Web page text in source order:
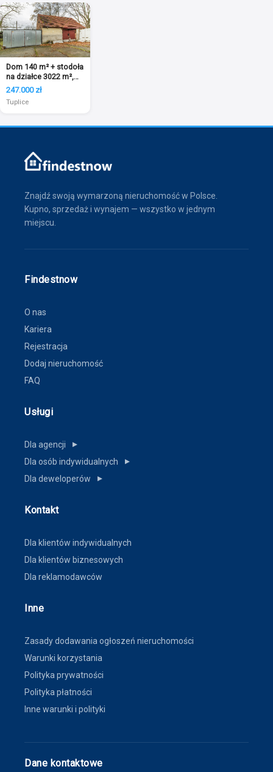
Dom 140 m² + stodoła
na działce 3022 m²,
zielono
247.000 zł
Tuplice
Znajdź swoją wymarzoną nieruchomość w Polsce.
Kupno, sprzedaż i wynajem — wszystko w jednym
miejscu.
Findestnow
O nas
Kariera
Rejestracja
Dodaj nieruchomość
FAQ
Usługi
Dla agencji ▼
Dla osób indywidualnych ▼
Dla deweloperów ▼
Kontakt
Dla klientów indywidualnych
Dla klientów biznesowych
Dla reklamodawców
Inne
Zasady dodawania ogłoszeń nieruchomości
Warunki korzystania
Polityka prywatności
Polityka płatności
Inne warunki i polityki
Dane kontaktowe